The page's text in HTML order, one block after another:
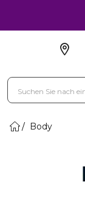
Body